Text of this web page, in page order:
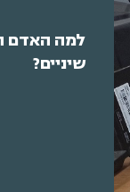
למה האדם
שיניים?